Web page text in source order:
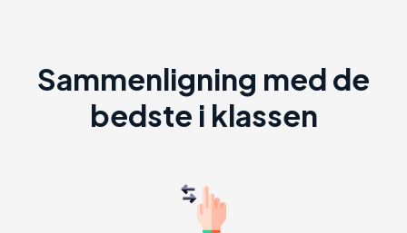
Sammenligning med de
bedste i klassen